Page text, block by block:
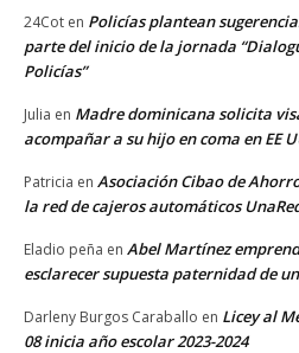
24Cot en Policías plantean
parte del inicio de la jornada
Policías”
Julia en Madre dominicana solicita
acompañar a su hijo en coma en EE
Patricia en Asociación Cibao de
la red de cajeros automáticos
Eladio peña en Abel Martínez
esclarecer supuesta paternidad de
Darleny Burgos Caraballo en Licey al
08 inicia año escolar 2023-2024